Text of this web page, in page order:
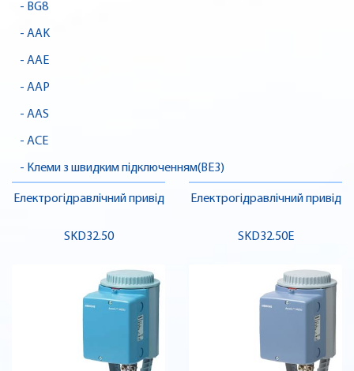
- BG8
- AAK
- AAE
- AAP
- AAS
- ACE
- Клеми з швидким підключенням(BE3)
Електрогідравлічний привід
SKD32.50
Електрогідравлічний привід
SKD32.50E